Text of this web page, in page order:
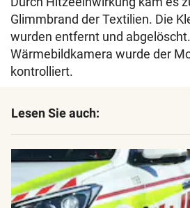
Glimmbrand der Textilien. Die
wurden entfernt und
Wärmebildkamera wurde der
kontrolliert.
Lesen Sie auch: